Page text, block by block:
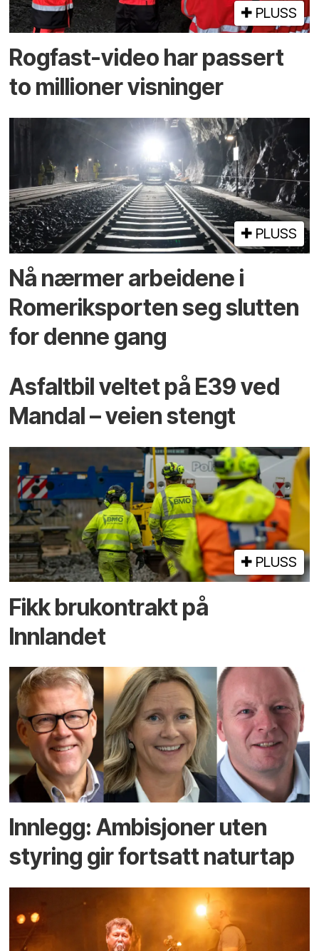
PLUSS
Rogfast-video har passert
to millioner visninger
PLUSS
Nå nærmer arbeidene i
Romeriksporten seg slutten
for denne gang
Asfaltbil veltet på E39 ved
Mandal – veien stengt
PLUSS
Fikk brukontrakt på
Innlandet
Innlegg: Ambisjoner uten
styring gir fortsatt naturtap